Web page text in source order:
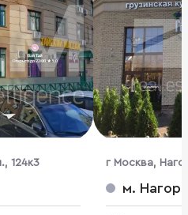
124к3 г Москва,
м.